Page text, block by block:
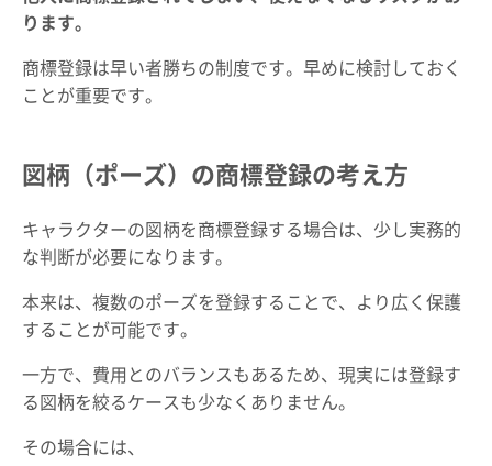
ります。
商標登録は早い者勝ちの制度です。早めに検討しておく
ことが重要です。
図柄（ポーズ）の商標登録の考え方
キャラクターの図柄を商標登録する場合は、少し実務的
な判断が必要になります。
本来は、複数のポーズを登録することで、より広く保護
することが可能です。
一方で、費用とのバランスもあるため、現実には登録す
る図柄を絞るケースも少なくありません。
その場合には、